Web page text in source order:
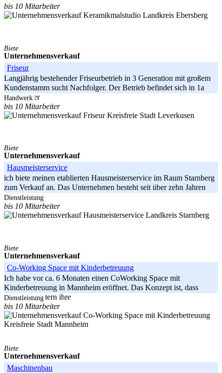
bis 10 Mitarbeiter
Landkreis Ebersberg
Biete
Unternehmensverkauf
Friseur
Langjährig bestehender Friseurbetrieb in 3 Generation mit großem
Kundenstamm sucht Nachfolger. Der Betrieb befindet sich in 1a
Lage in der
Handwerk
bis 10 Mitarbeiter
Kreisfreie Stadt Leverkusen
Biete
Unternehmensverkauf
Hausmeisterservice
ich biete meinen etablierten Hausmeisterservice im Raum Starnberg
zum Verkauf an. Das Unternehmen besteht seit über zehn Jahren
und hat
Dienstleistung
bis 10 Mitarbeiter
Landkreis Starnberg
Biete
Unternehmensverkauf
Co-Working Space mit Kinderbetreuung
Ich habe vor ca. 6 Monaten einen CoWorking Space mit
Kinderbetreuung in Mannheim eröffnet. Das Konzept ist, dass
arbeitende Eltern ihre
Dienstleistung
bis 10 Mitarbeiter
Kreisfreie Stadt Mannheim
Biete
Unternehmensverkauf
Maschinenbau